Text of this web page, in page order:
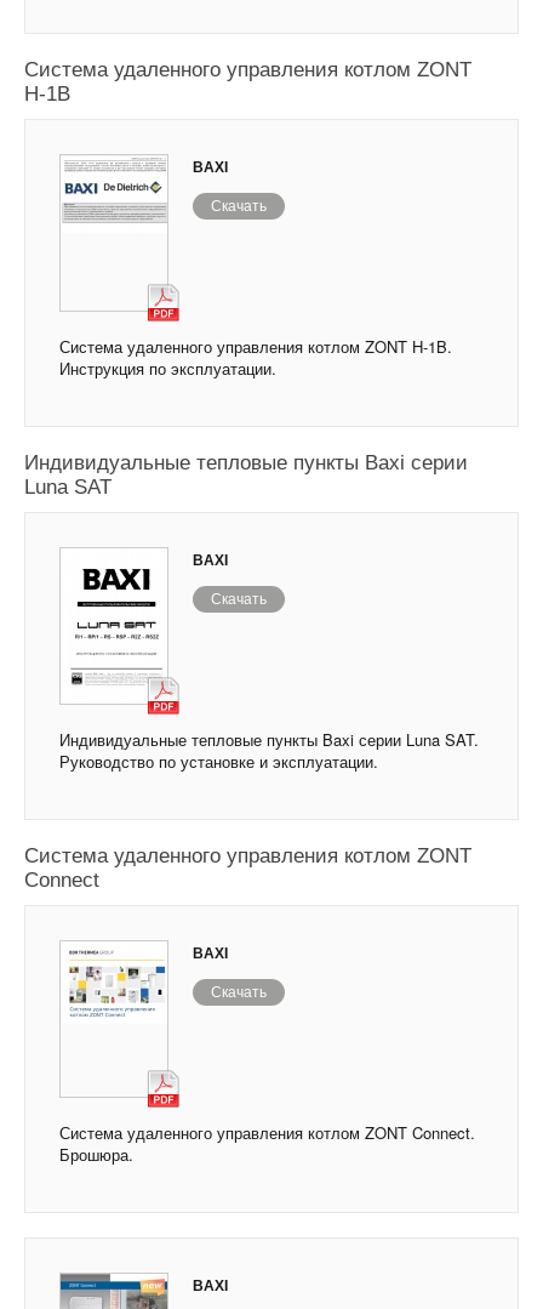
Система удаленного управления котлом ZONT
H-1B
BAXI
Скачать
Система удаленного управления котлом ZONT H-1B.
Инструкция по эксплуатации.
Индивидуальные тепловые пункты Baxi серии
Luna SAT
BAXI
Скачать
Индивидуальные тепловые пункты Baxi серии Luna SAT.
Руководство по установке и эксплуатации.
Система удаленного управления котлом ZONT
Connect
BAXI
Скачать
Система удаленного управления котлом ZONT Connect.
Брошюра.
BAXI